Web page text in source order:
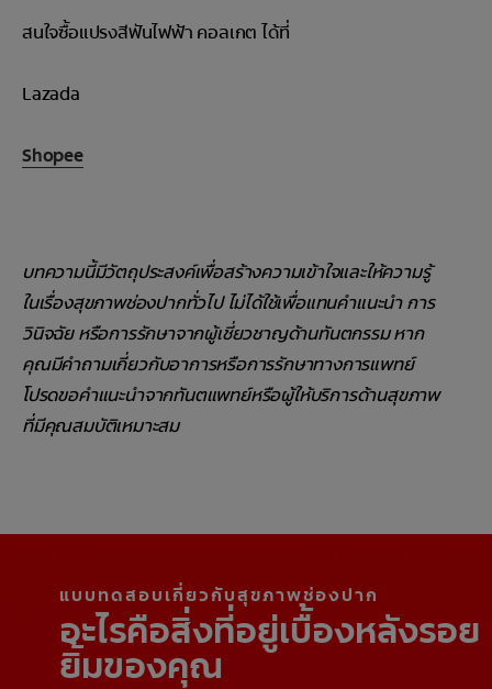
สนใจซื้อแปรงสีฟันไฟฟ้า คอลเกต ได้ที่
Lazada
Shopee
บทความนี้มีวัตถุประสงค์เพื่อสร้างความเข้าใจและให้ความรู้
ในเรื่องสุขภาพช่องปากทั่วไป ไม่ได้ใช้เพื่อแทนคำแนะนำ การ
วินิจฉัย หรือการรักษาจากผู้เชี่ยวชาญด้านทันตกรรม หาก
คุณมีคำถามเกี่ยวกับอาการหรือการรักษาทางการแพทย์
โปรดขอคำแนะนำจากทันตแพทย์หรือผู้ให้บริการด้านสุขภาพ
ที่มีคุณสมบัติเหมาะสม
แบบทดสอบเกี่ยวกับสุขภาพช่องปาก
อะไรคือสิ่งที่อยู่เบื้องหลังรอย
ยิ้มของคุณ